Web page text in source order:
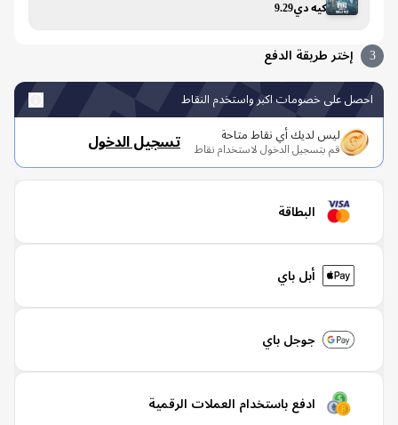
كيه دي9.29
إختر طريقة الدفع
على خصومات اكبر واستخدم النقاط
ليس لديك أي نقاط متاحة
قم بتسجيل الدخول لاستخدام نقاط تسجيل الدخول
البطاقة
أبل باي
جوجل باي
ادفع باستخدام العملات الرقمية